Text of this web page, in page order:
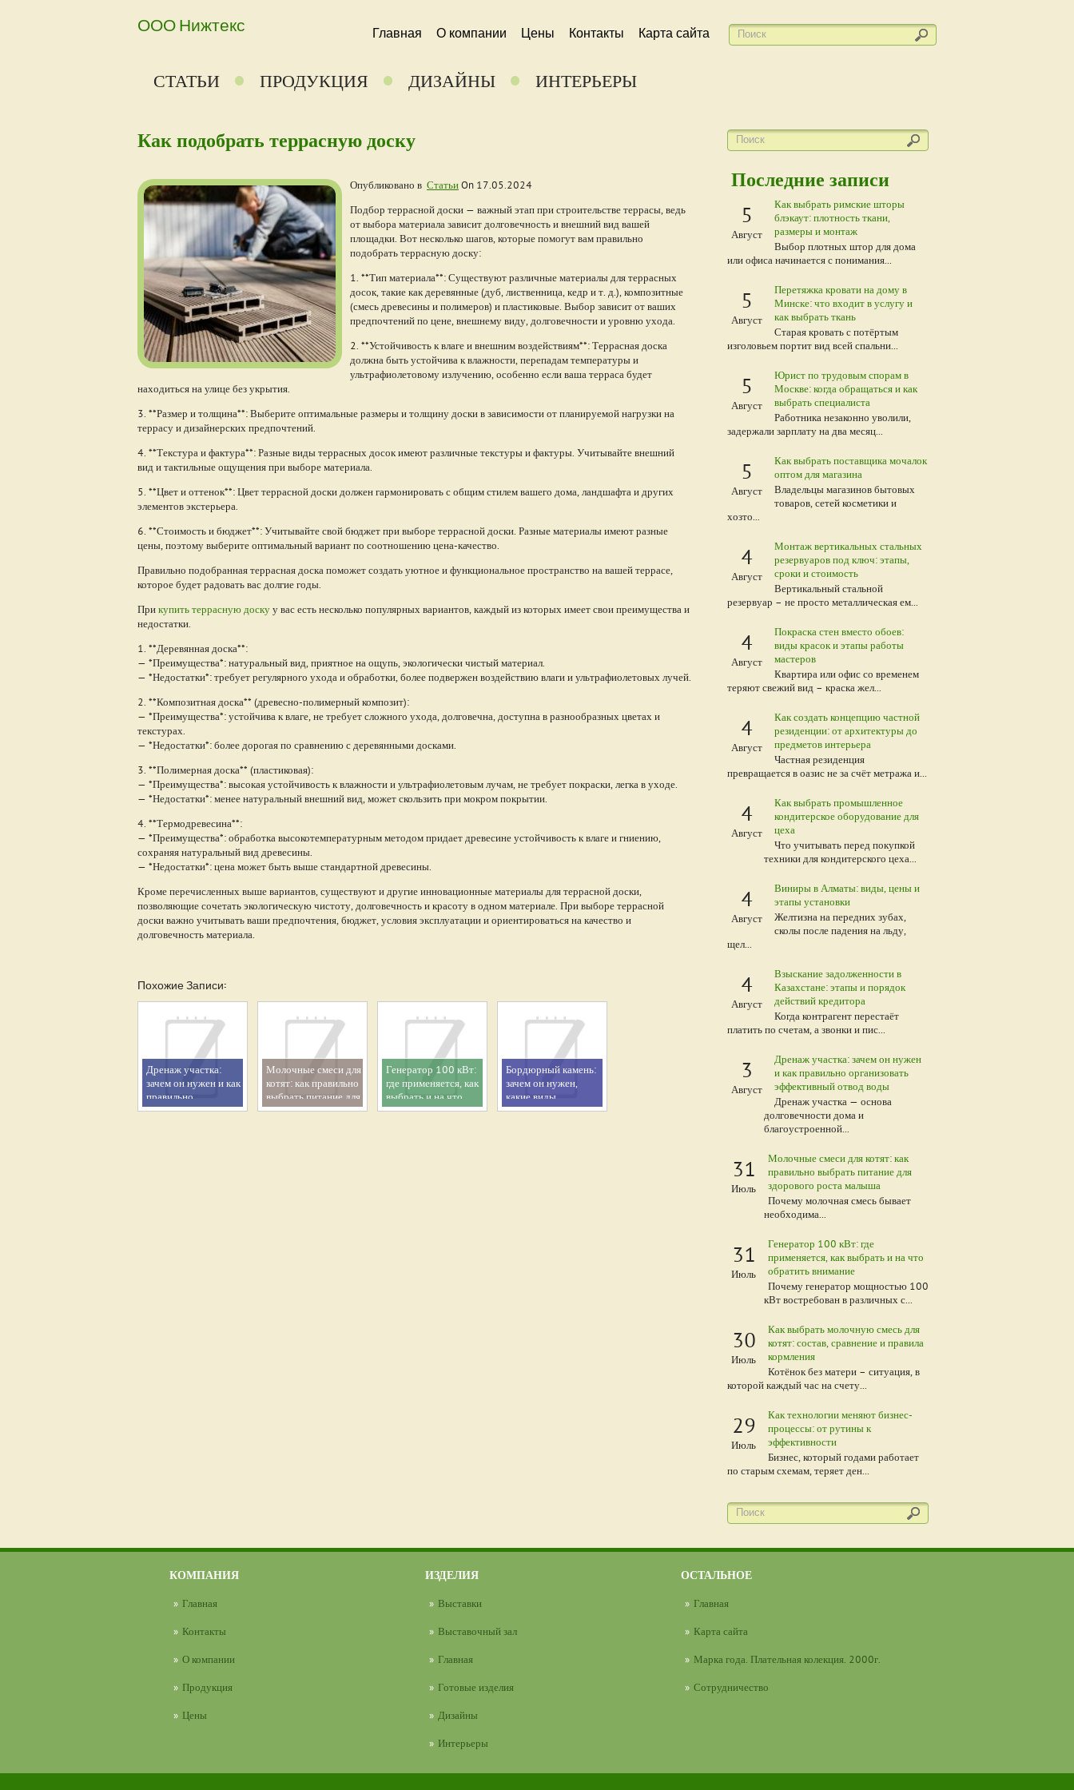
ООО Нижтекс Главная О компании Цены Контакты Карта сайта
СТАТЬИ ПРОДУКЦИЯ ДИЗАЙНЫ ИНТЕРЬЕРЫ
Последние записи
5
Август
Как выбрать римские шторы
блэкаут: плотность ткани,
размеры и монтаж
Выбор плотных штор для дома
или офиса начинается с понимания...
5
Август
Перетяжка кровати на дому в
Минске: что входит в услугу и
как выбрать ткань
Старая кровать с потёртым
изголовьем портит вид всей спальни...
5
Август
Юрист по трудовым спорам в
Москве: когда обращаться и как
выбрать специалиста
Работника незаконно уволили,
задержали зарплату на два месяц...
5
Август
Как выбрать поставщика мочалок
оптом для магазина
Владельцы магазинов бытовых
товаров, сетей косметики и
хозто...
4
Август
Монтаж вертикальных стальных
резервуаров под ключ: этапы,
сроки и стоимость
Вертикальный стальной
резервуар – не просто металлическая ем...
4
Август
Покраска стен вместо обоев:
виды красок и этапы работы
мастеров
Квартира или офис со временем
теряют свежий вид – краска жел...
4
Август
Как создать концепцию частной
резиденции: от архитектуры до
предметов интерьера
Частная резиденция
превращается в оазис не за счёт метража и...
4
Август
Как выбрать промышленное
кондитерское оборудование для
цеха
Что учитывать перед покупкой
техники для кондитерского цеха...
4
Август
Виниры в Алматы: виды, цены и
этапы установки
Желтизна на передних зубах,
сколы после падения на льду,
щел...
4
Август
Взыскание задолженности в
Казахстане: этапы и порядок
действий кредитора
Когда контрагент перестаёт
платить по счетам, а звонки и пис...
3
Август
Дренаж участка: зачем он нужен
и как правильно организовать
эффективный отвод воды
Дренаж участка — основа
долговечности дома и
благоустроенной...
31
Июль
Молочные смеси для котят: как
правильно выбрать питание для
здорового роста малыша
Почему молочная смесь бывает
необходима...
31
Июль
Генератор 100 кВт: где
применяется, как выбрать и на что
обратить внимание
Почему генератор мощностью 100
кВт востребован в различных с...
30
Июль
Как выбрать молочную смесь для
котят: состав, сравнение и правила
кормления
Котёнок без матери – ситуация, в
которой каждый час на счету...
29
Июль
Как технологии меняют бизнес-
процессы: от рутины к
эффективности
Бизнес, который годами работает
по старым схемам, теряет ден...
Как подобрать террасную доску
Опубликовано в СтатьиOn 17.05.2024
Подбор террасной доски — важный этап при строительстве террасы, ведь
от выбора материала зависит долговечность и внешний вид вашей
площадки. Вот несколько шагов, которые помогут вам правильно
подобрать террасную доску:
1. **Тип материала**: Существуют различные материалы для террасных
досок, такие как деревянные (дуб, лиственница, кедр и т. д.), композитные
(смесь древесины и полимеров) и пластиковые. Выбор зависит от ваших
предпочтений по цене, внешнему виду, долговечности и уровню ухода.
2. **Устойчивость к влаге и внешним воздействиям**: Террасная доска
должна быть устойчива к влажности, перепадам температуры и
ультрафиолетовому излучению, особенно если ваша терраса будет
находиться на улице без укрытия.
3. **Размер и толщина**: Выберите оптимальные размеры и толщину доски в зависимости от планируемой нагрузки на
террасу и дизайнерских предпочтений.
4. **Текстура и фактура**: Разные виды террасных досок имеют различные текстуры и фактуры. Учитывайте внешний
вид и тактильные ощущения при выборе материала.
5. **Цвет и оттенок**: Цвет террасной доски должен гармонировать с общим стилем вашего дома, ландшафта и других
элементов экстерьера.
6. **Стоимость и бюджет**: Учитывайте свой бюджет при выборе террасной доски. Разные материалы имеют разные
цены, поэтому выберите оптимальный вариант по соотношению цена-качество.
Правильно подобранная террасная доска поможет создать уютное и функциональное пространство на вашей террасе,
которое будет радовать вас долгие годы.
Прикупить террасную доскуу вас есть несколько популярных вариантов, каждый из которых имеет свои преимущества и
недостатки.
1. **Деревянная доска**:
— *Преимущества*: натуральный вид, приятное на ощупь, экологически чистый материал.
— *Недостатки*: требует регулярного ухода и обработки, более подвержен воздействию влаги и ультрафиолетовых лучей.
2. **Композитная доска** (древесно-полимерный композит):
— *Преимущества*: устойчива к влаге, не требует сложного ухода, долговечна, доступна в разнообразных цветах и
текстурах.
— *Недостатки*: более дорогая по сравнению с деревянными досками.
3. **Полимерная доска** (пластиковая):
— *Преимущества*: высокая устойчивость к влажности и ультрафиолетовым лучам, не требует покраски, легка в уходе.
— *Недостатки*: менее натуральный внешний вид, может скользить при мокром покрытии.
4. **Термодревесина**:
— *Преимущества*: обработка высокотемпературным методом придает древесине устойчивость к влаге и гниению,
сохраняя натуральный вид древесины.
— *Недостатки*: цена может быть выше стандартной древесины.
Кроме перечисленных выше вариантов, существуют и другие инновационные материалы для террасной доски,
позволяющие сочетать экологическую чистоту, долговечность и красоту в одном материале. При выборе террасной
доски важно учитывать ваши предпочтения, бюджет, условия эксплуатации и ориентироваться на качество и
долговечность материала.
Похожие Записи:
Дренаж участка:
зачем он нужен и как
правильно
организовать
Молочные смеси для
котят: как правильно
выбрать питание для
здорового роста
Генератор 100 кВт:
где применяется, как
выбрать и на что
обратить внимание
Бордюрный камень:
зачем он нужен,
какие виды
существуют и как
КОМПАНИЯ
Главная
Контакты
О компании
Продукция
Цены
ИЗДЕЛИЯ
Выставки
Выставочный зал
Главная
Готовые изделия
Дизайны
Интерьеры
ОСТАЛЬНОЕ
Главная
Карта сайта
Марка года. Плательная колекция. 2000г.
Сотрудничество